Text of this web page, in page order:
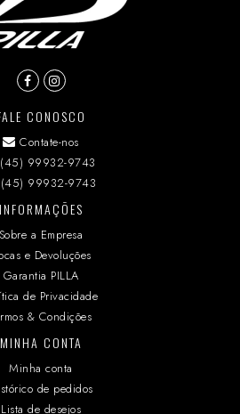
CONOSCO
Contate-nos
(45) 99932-9743
(45) 99932-9743
INFORMAÇÕES
Sobre a Empresa
e Devoluções
Garantia PILLA
de Privacidade
& Condições
MINHA CONTA
Minha conta
de pedidos
Lista de desejos